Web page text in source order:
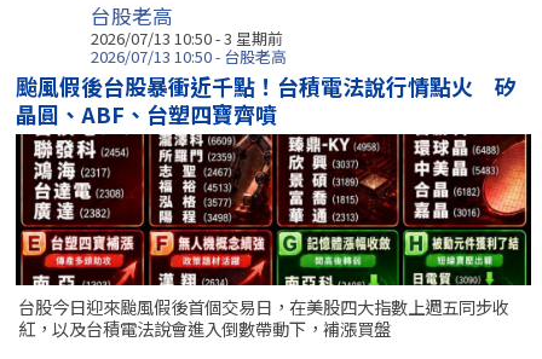
台股老高
2026/07/13 10:50 - 3 星期前
2026/07/13 10:50 - 台股老高
颱風假後台股暴衝近千點！台積電法說行情點火 矽
晶圓、ABF、台塑四寶齊噴
台股今日迎來颱風假後首個交易日，在美股四大指數上週五同步收
紅，以及台積電法說會進入倒數帶動下，補漲買盤